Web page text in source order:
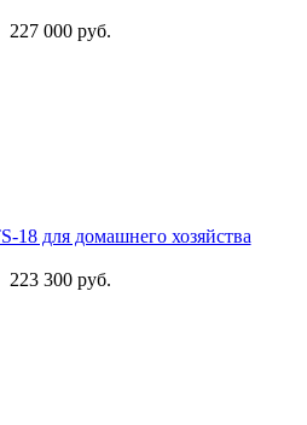
227 000 руб.
18 для домашнего хозяйства
223 300 руб.